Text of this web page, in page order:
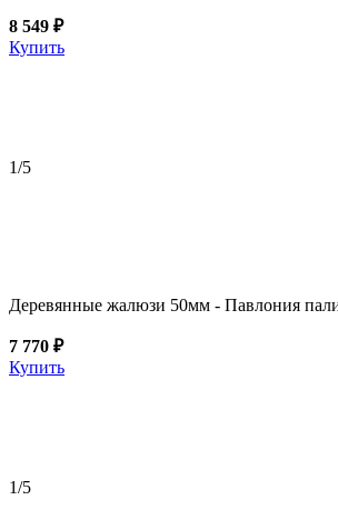
8 549 ₽
Купить
1/5
Деревянные жалюзи 50мм - Павлония
7 770 ₽
Купить
1/5